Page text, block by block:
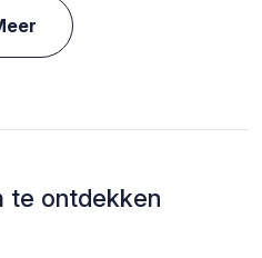
te ontdekken